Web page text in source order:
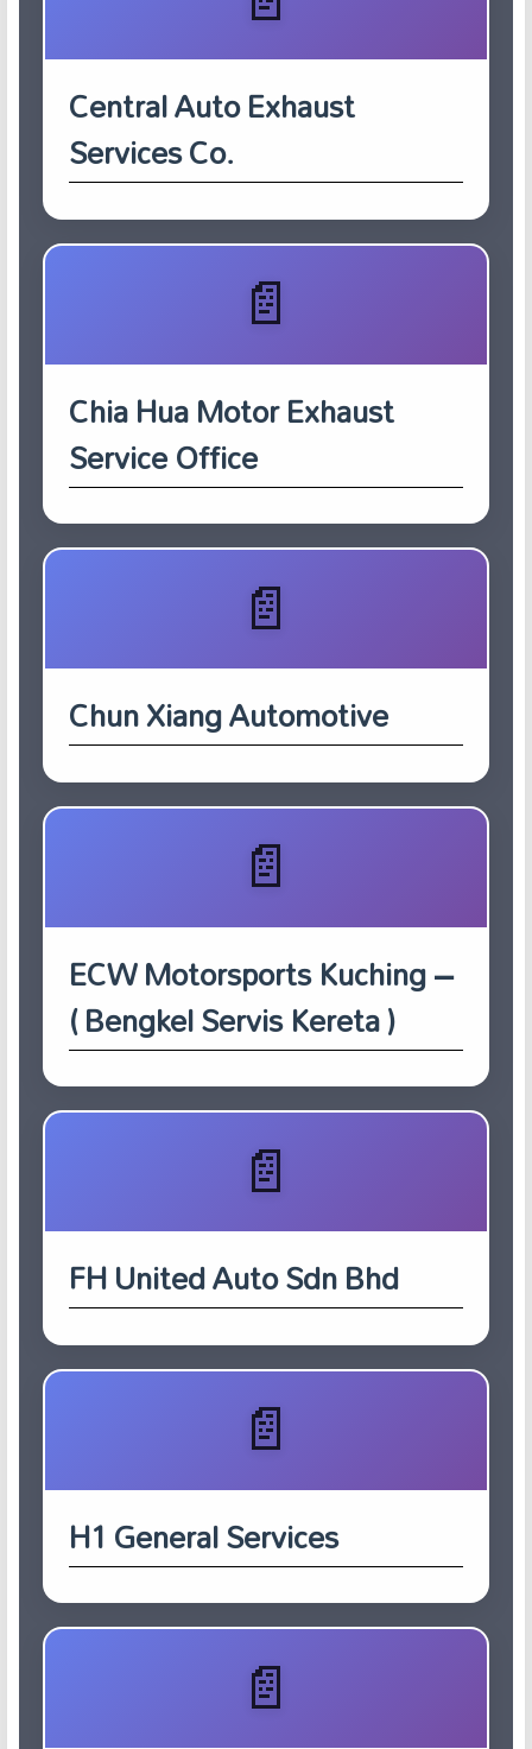
Central Auto Exhaust
Services Co.
Chia Hua Motor Exhaust
Service Office
Chun Xiang Automotive
ECW Motorsports Kuching –
( Bengkel Servis Kereta )
FH United Auto Sdn Bhd
H1 General Services